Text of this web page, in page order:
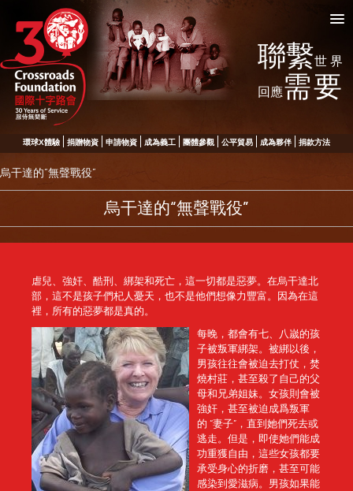
聯繫世界
回應需要
環球X體驗 捐贈物資 申請物資 成為義工 團體參觀 公平貿易 成為夥伴 捐款方法
烏干達的“無聲戰役”
烏干達的“無聲戰役”
虐兒、強奸、酷刑、綁架和死亡，這一切都是惡夢。在烏干達北
部，這不是孩子們杞人憂天，也不是他們想像力豐富。因為在這
裡，所有的惡夢都是真的。
每晚，都會有七、八嵗的孩
子被叛軍綁架。被綁以後，
男孩往往會被迫去打仗，焚
燒村莊，甚至殺了自己的父
母和兄弟姐妹。女孩則會被
強奸，甚至被迫成爲叛軍
的 “妻子”，直到她們死去或
逃走。但是，即使她們能成
功重獲自由，這些女孩都要
承受身心的折磨，甚至可能
感染到愛滋病。男孩如果能